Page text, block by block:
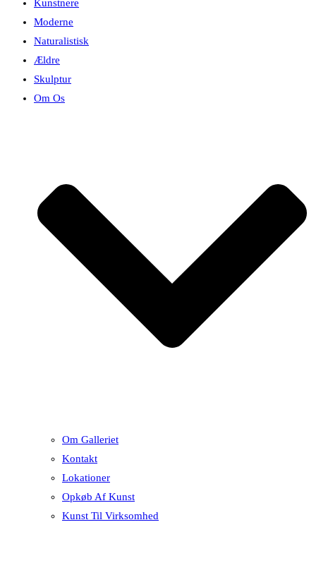
Kunstnere
Moderne
Naturalistisk
Ældre
Skulptur
Om Os
Om Galleriet
Kontakt
Lokationer
Opkøb Af Kunst
Kunst Til Virksomhed